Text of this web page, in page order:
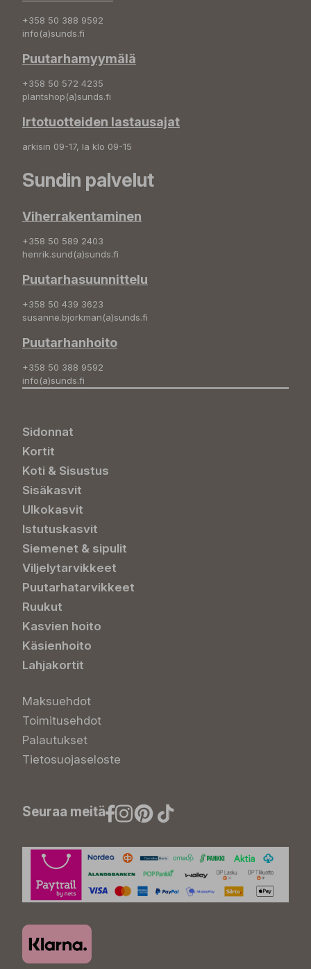
+358 50 388 9592
info(a)sunds.fi
Puutarhamyymälä
+358 50 572 4235
plantshop(a)sunds.fi
Irtotuotteiden lastausajat
arkisin 09-17, la klo 09-15
Sundin palvelut
Viherrakentaminen
+358 50 589 2403
henrik.sund(a)sunds.fi
Puutarhasuunnittelu
+358 50 439 3623
susanne.bjorkman(a)sunds.fi
Puutarhanhoito
+358 50 388 9592
info(a)sunds.fi
Sidonnat
Kortit
Koti & Sisustus
Sisäkasvit
Ulkokasvit
Istutuskasvit
Siemenet & sipulit
Viljelytarvikkeet
Puutarhatarvikkeet
Ruukut
Kasvien hoito
Käsienhoito
Lahjakortit
Maksuehdot
Toimitusehdot
Palautukset
Tietosuojaseloste
Seuraa meitä